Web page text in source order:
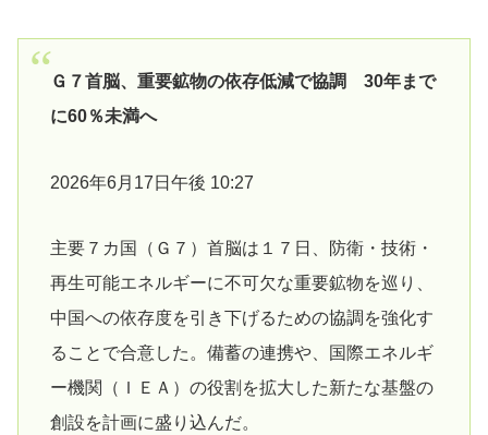
Ｇ７首脳、重要鉱物の依存低減で協調 30年まで
に60％未満へ
2026年6月17日午後 10:27
主要７カ国（Ｇ７）首脳は１７日、防衛・技術・
再生可能エネルギーに不可欠な重要鉱物を巡り、
中国への依存度を引き下げるための協調を強化す
ることで合意した。備蓄の連携や、国際エネルギ
ー機関（ＩＥＡ）‌の役割を拡大した新たな基盤の
創設を計画に盛り込んだ。